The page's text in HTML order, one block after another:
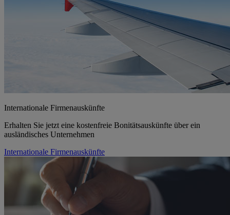
Internationale Firmenauskünfte
Erhalten Sie jetzt eine kostenfreie Bonitätsauskünfte über ein
ausländisches Unternehmen
Internationale Firmenauskünfte